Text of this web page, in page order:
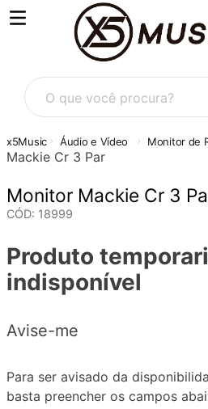
O que você procura?
Áudio e Vídeo Monitor de
Mackie Cr 3 Par
Monitor Mackie Cr 3
CÓD: 18999
Produto
indisponível
Avise-me
Para ser avisado da
basta preencher os campos